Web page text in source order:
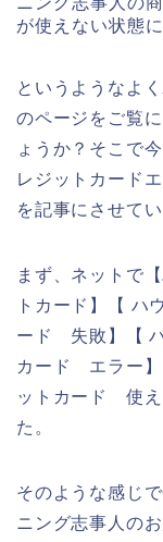
が使えない状態
というようなよ
のページをご覧
ょうか？そこで
レジットカード
を記事にさせて
まず、ネットで
トカード】【 ハ
ード 失敗】【
カード エラー】
ットカード 使え
た。
そのような感じ
ニング志事人の